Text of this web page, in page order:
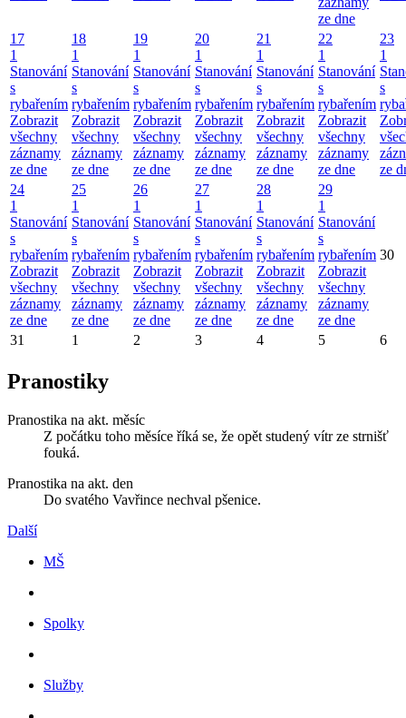
ze dne
17
1
Stanování
s
rybařením
Zobrazit
všechny
záznamy
ze dne
18
1
Stanování
s
rybařením
Zobrazit
všechny
záznamy
ze dne
19
1
Stanování
s
rybařením
Zobrazit
všechny
záznamy
ze dne
20
1
Stanování
s
rybařením
Zobrazit
všechny
záznamy
ze dne
21
1
Stanování
s
rybařením
Zobrazit
všechny
záznamy
ze dne
22
1
Stanování
s
rybařením
Zobrazit
všechny
záznamy
ze dne
23
1
s
ze
24
1
Stanování
s
rybařením
Zobrazit
všechny
záznamy
ze dne
25
1
Stanování
s
rybařením
Zobrazit
všechny
záznamy
ze dne
26
1
Stanování
s
rybařením
Zobrazit
všechny
záznamy
ze dne
27
1
Stanování
s
rybařením
Zobrazit
všechny
záznamy
ze dne
28
1
Stanování
s
rybařením
Zobrazit
všechny
záznamy
ze dne
29
1
Stanování
s
rybařením
Zobrazit
všechny
záznamy
ze dne
30
31 1 2 3 4 5 6
Pranostiky
Pranostika na akt. měsíc
Z počátku toho měsíce říká se, že opět studený vítr ze strnišť
fouká.
Pranostika na akt. den
Do svatého Vavřince nechval pšenice.
Další
MŠ
Spolky
Služby